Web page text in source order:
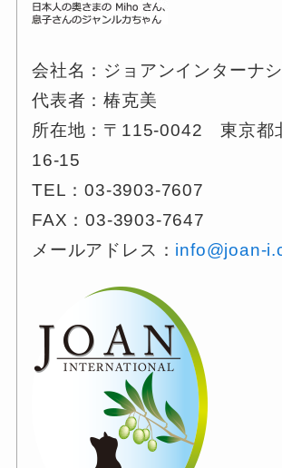
会社名：ジョアンインターナ
代表者：椿克美
所在地：〒115-0042 東京都
16-15
TEL：03-3903-7607
FAX：03-3903-7647
メールアドレス： info@joan-